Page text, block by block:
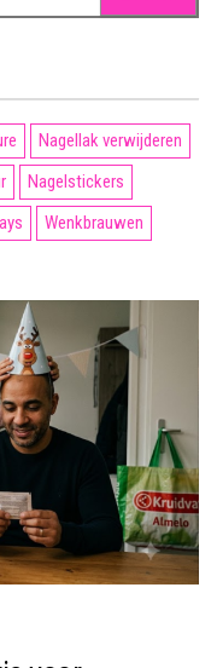
Nagellak verwijderen
Nagelstickers
Wenkbrauwen